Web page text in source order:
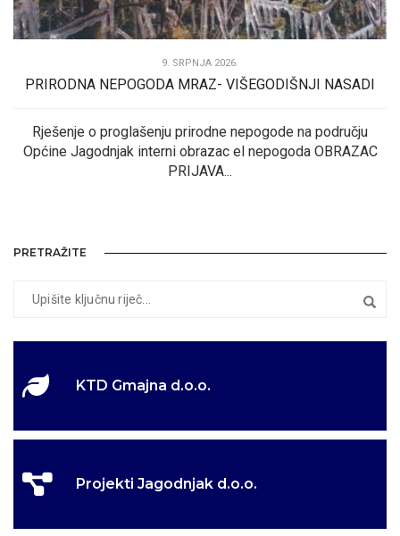
9. SRPNJA 2026.
PRIRODNA NEPOGODA MRAZ- VIŠEGODIŠNJI NASADI
Rješenje o proglašenju prirodne nepogode na području
Općine Jagodnjak interni obrazac el nepogoda OBRAZAC
PRIJAVA...
PRETRAŽITE
KTD Gmajna d.o.o.
Projekti Jagodnjak d.o.o.